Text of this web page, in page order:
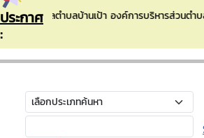
ประกาศ
:
าสู่เทศบาลตำบลบ้านเป้า องค์การบริหารส่วนตำ